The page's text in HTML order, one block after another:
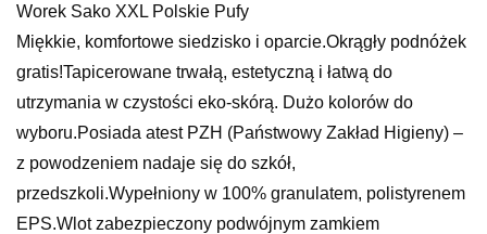
Worek Sako XXL Polskie Pufy
Miękkie, komfortowe siedzisko i oparcie.Okrągły podnóżek
gratis!Tapicerowane trwałą, estetyczną i łatwą do
utrzymania w czystości eko-skórą. Dużo kolorów do
wyboru.Posiada atest PZH (Państwowy Zakład Higieny) –
z powodzeniem nadaje się do szkół,
przedszkoli.Wypełniony w 100% granulatem, polistyrenem
EPS.Wlot zabezpieczony podwójnym zamkiem